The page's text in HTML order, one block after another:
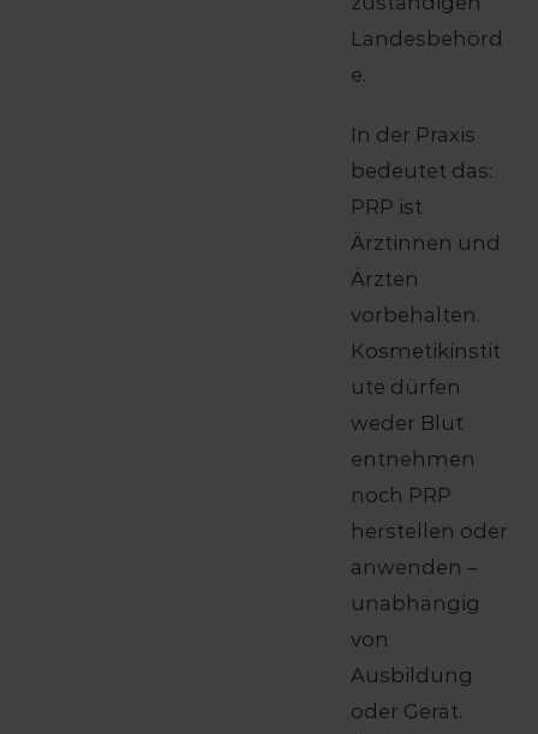
Landesbehörd
e.
In der Praxis
bedeutet das:
PRP ist
Ärztinnen und
Ärzten
vorbehalten.
Kosmetikinstit
ute dürfen
weder Blut
entnehmen
noch PRP
herstellen oder
anwenden –
unabhängig
von
Ausbildung
oder Gerät.